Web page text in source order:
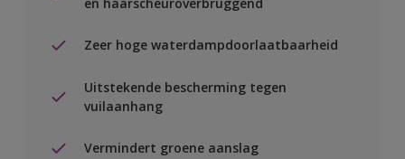
Zeer hoge waterdampdoorlaatbaarheid
Uitstekende bescherming tegen
vuilaanhang
Vermindert groene aanslag